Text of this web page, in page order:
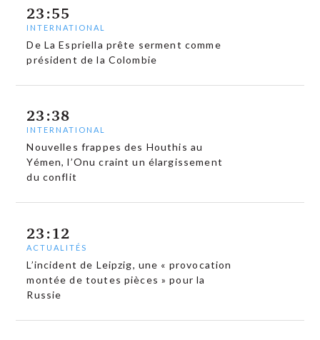
23:55
INTERNATIONAL
De La Espriella prête serment comme
président de la Colombie
23:38
INTERNATIONAL
Nouvelles frappes des Houthis au
Yémen, l’Onu craint un élargissement
du conflit
23:12
ACTUALITÉS
L’incident de Leipzig, une « provocation
montée de toutes pièces » pour la
Russie